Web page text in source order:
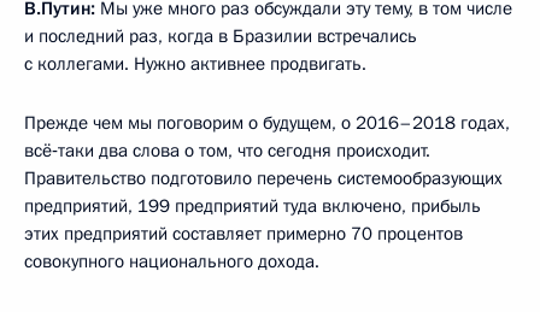
В.Путин: Мы уже много раз обсуждали эту тему, в том числе
и последний раз, когда в Бразилии встречались
с коллегами. Нужно активнее продвигать.
Прежде чем мы поговорим о будущем, о 2016–2018 годах,
всё‑таки два слова о том, что сегодня происходит.
Правительство подготовило перечень системообразующих
предприятий, 199 предприятий туда включено, прибыль
этих предприятий составляет примерно 70 процентов
совокупного национального дохода.